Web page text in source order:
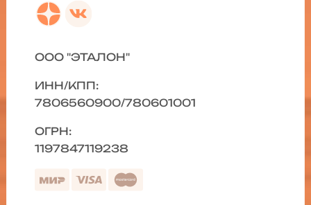
ООО "ЭТАЛОН"
ИНН/КПП:
7806560900/780601001
ОГРН:
1197847119238